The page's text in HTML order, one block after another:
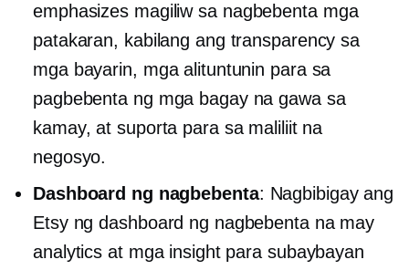
emphasizes magiliw sa nagbebentamga
patakaran, kabilang ang transparency sa
mga bayarin, mga alituntunin para sa
pagbebenta ng mga bagay na gawa sa
kamay, at suporta para sa maliliit na
negosyo.
Dashboard ng nagbebenta: Nagbibigay ang
Etsy ng dashboard ng nagbebenta na may
analytics at mga insight para subaybayan